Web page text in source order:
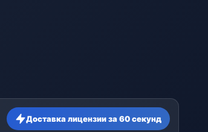
Доставка лицензии за 60 секунд